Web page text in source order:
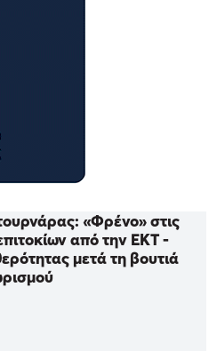
«Φρένο» στις
από την ΕΚΤ -
μετά τη βουτιά